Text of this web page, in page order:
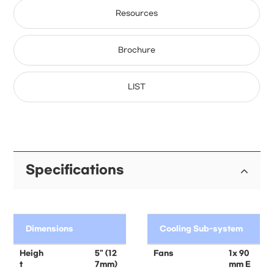
Resources
Brochure
LIST
Specifications
Dimensions
Heigh
t
5" (12
7mm)
Cooling Sub-system
Fans
1x 90
mm E